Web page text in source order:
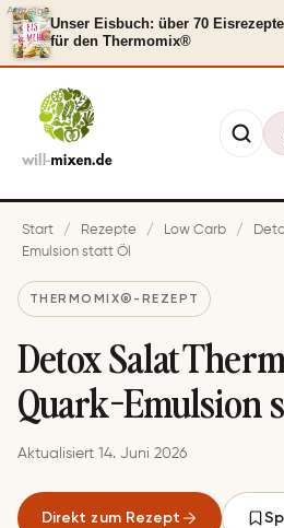
Anzeige
Unser Eisbuch: über 70 Eisrezepte
für den Thermomix®
Start / Rezepte / Low Carb /
Emulsion statt Öl
THERMOMIX®-REZEPT
Detox Salat
Quark-Emulsion
Aktualisiert 14. Juni 2026
Direkt zum Rezept